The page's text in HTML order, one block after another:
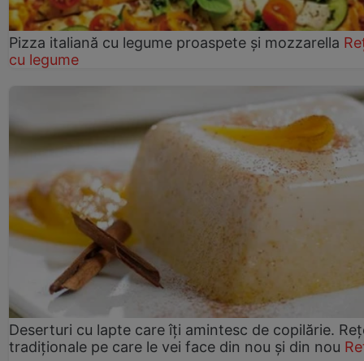
Pizza italiană cu legume proaspete și mozzarella
cu legume
Deserturi cu lapte care îți amintesc de copilărie.
tradiționale pe care le vei face din nou și din nou